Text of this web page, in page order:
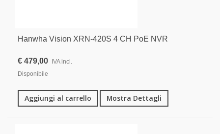
Hanwha Vision XRN-420S 4 CH PoE NVR
€ 479,00
IVA incl.
Disponibile
Aggiungi al carrello Mostra Dettagli